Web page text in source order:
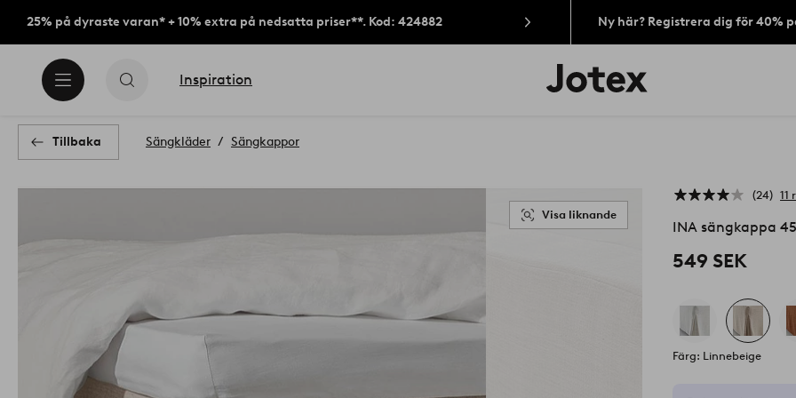
25% på dyraste varan* + 10% extra på nedsatta priser**. Kod: 424882 Ny här? Registrera dig för 40%
Inspiration
Jotex
logotyp
Tillbaka Sängkläder Sängkappor
Visa liknande
24 11
INA sängkappa
549 SEK
Färg: Linnebeige